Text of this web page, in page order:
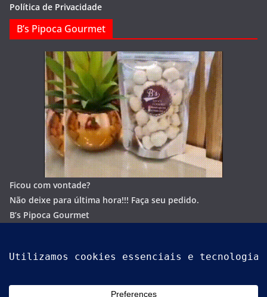
Política de Privacidade
B’s Pipoca Gourmet
Ficou com vontade?
Não deixe para última hora!!! Faça seu pedido.
B’s Pipoca Gourmet